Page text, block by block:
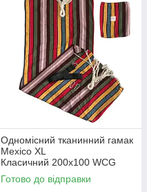
Одномісний тканинний гамак
Mexico XL
Класичний 200х100 WCG
Shopik
Готово до відправки